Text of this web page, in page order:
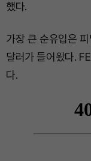
했다.
가장 큰 순유입은
달러가 들어왔다.
다.